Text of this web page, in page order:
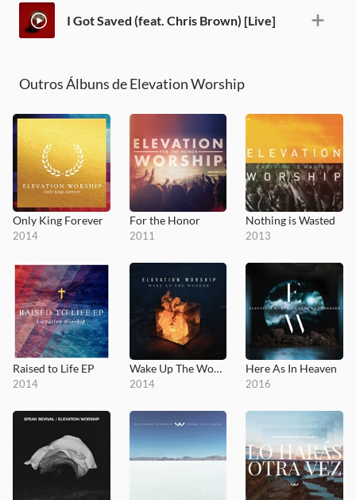
I Got Saved (feat. Chris Brown) [Live]
Outros Álbuns de Elevation Worship
Only King Forever
2014
For the Honor
2011
Nothing is Wasted
2013
Raised to Life EP
2014
Wake Up The Wonder
2014
Here As In Heaven
2016